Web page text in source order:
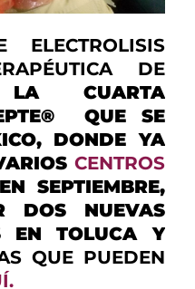
DE
CUARTA
QUE SE
DONDE YA
CENTROS
SEPTIEMBRE,
DOS NUEVAS
EN TOLUCA Y
QUE PUEDEN